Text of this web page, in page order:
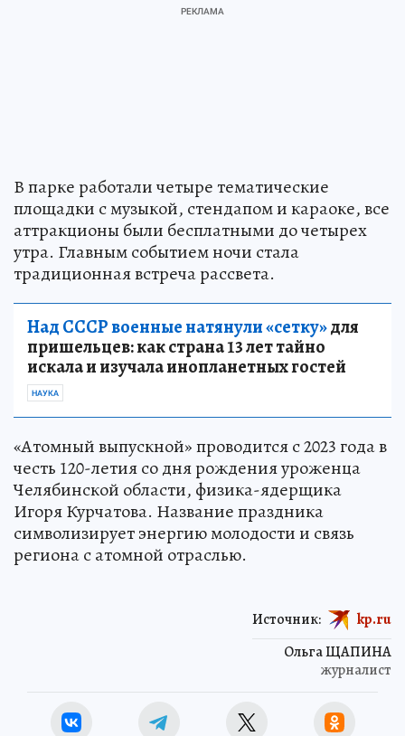
В парке работали четыре тематические
площадки с музыкой, стендапом и караоке, все
аттракционы были бесплатными до четырех
утра. Главным событием ночи стала
традиционная встреча рассвета.
Над СССР военные натянули «сетку»для
пришельцев: как страна 13 лет тайно
искала и изучала инопланетных гостей
НАУКА
«Атомный выпускной» проводится с 2023 года в
честь 120-летия со дня рождения уроженца
Челябинской области, физика-ядерщика
Игоря Курчатова. Название праздника
символизирует энергию молодости и связь
региона с атомной отраслью.
Ольга ЩАПИНА
журналист
Источник: kp.ru